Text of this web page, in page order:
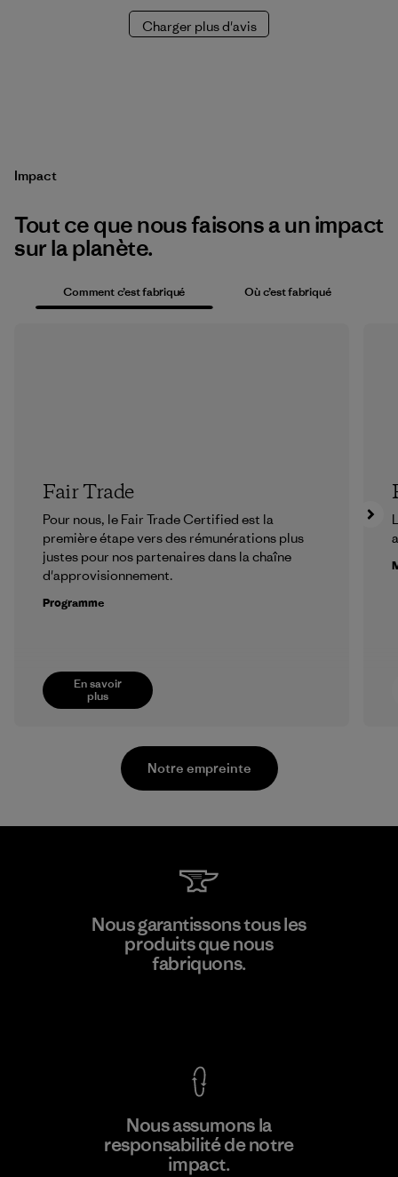
Charger plus d'avis
Impact
Tout ce que nous faisons a un impact
sur la planète.
Comment c’est fabriqué Où c’est fabriqué
En savoir
plus
Fair Trade
Pour nous, le Fair Trade Certified est la
première étape vers des rémunérations plus
justes pour nos partenaires dans la chaîne
d'approvisionnement.
Programme
Manufacturing Sportswear Joint
Stock Company - Thai Binh
Notre empreinte
Nous garantissons tous les
produits que nous
fabriquons.
Nous assumons la
responsabilité de notre
impact.